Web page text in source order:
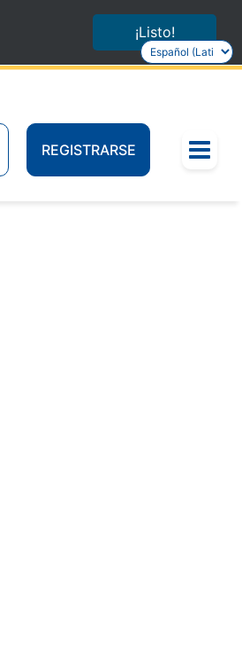
¡Listo!
Seleccionar
idioma
REGISTRARSE Menu